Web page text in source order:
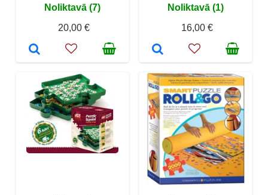
Noliktavā (7)
20,00 €
Noliktavā (1)
16,00 €